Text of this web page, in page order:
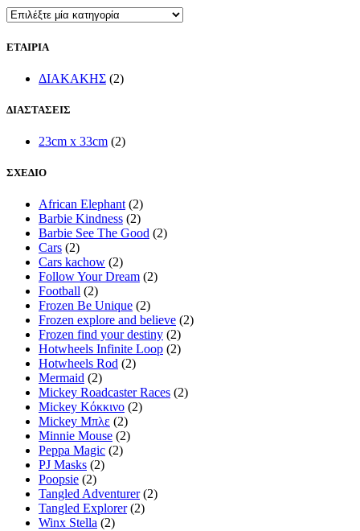
ΕΤΑΙΡΙΑ
ΔΙΑΚΑΚΗΣ (2)
ΔΙΑΣΤΑΣΕΙΣ
23cm x 33cm (2)
ΣΧΕΔΙΟ
African Elephant (2)
Barbie Kindness (2)
Barbie See The Good (2)
Cars (2)
Cars kachow (2)
Follow Your Dream (2)
Football (2)
Frozen Be Unique (2)
Frozen explore and believe (2)
Frozen find your destiny (2)
Hotwheels Infinite Loop (2)
Hotwheels Rod (2)
Mermaid (2)
Mickey Roadcaster Races (2)
Mickey Κόκκινο (2)
Mickey Μπλε (2)
Minnie Mouse (2)
Peppa Magic (2)
PJ Masks (2)
Poopsie (2)
Tangled Adventurer (2)
Tangled Explorer (2)
Winx Stella (2)